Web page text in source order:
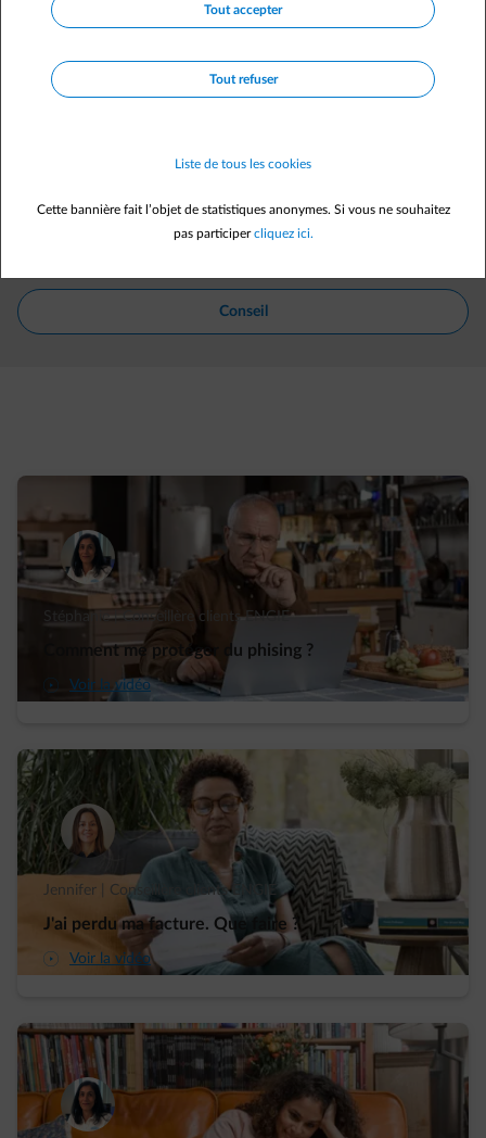
Contrat
Actualité
Conseil
Stéphanie | Conseillère clients ENGIE
Comment me protéger du phising ?
arrow-play-fwd Voir la vidéo
Jennifer | Conseillère clients ENGIE
J'ai perdu ma facture. Que faire ?
arrow-play-fwd Voir la vidéo
Tout accepter
Tout refuser
Liste de tous les cookies
Cette bannière fait l’objet de statistiques anonymes. Si vous ne souhaitez
pas participercliquez ici.